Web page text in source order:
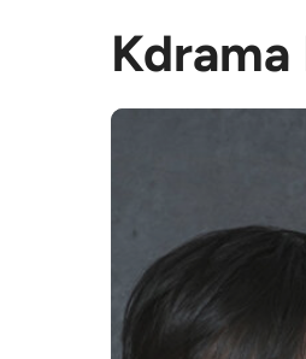
Kdrama